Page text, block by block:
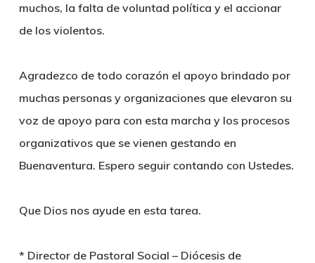
muchos, la falta de voluntad política y el accionar
de los violentos.
Agradezco de todo corazón el apoyo brindado por
muchas personas y organizaciones que elevaron su
voz de apoyo para con esta marcha y los procesos
organizativos que se vienen gestando en
Buenaventura. Espero seguir contando con Ustedes.
Que Dios nos ayude en esta tarea.
* Director de Pastoral Social – Diócesis de